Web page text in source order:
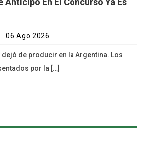
Anticipó En El Concurso Ya Es
06 Ago 2026
dejó de producir en la Argentina. Los
por la […]